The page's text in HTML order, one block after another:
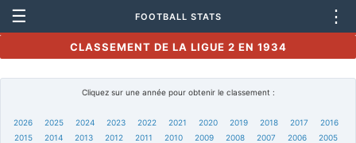
☰ FOOTBALL STATS ⋮
CLASSEMENT DE LA LIGUE 2 EN 1934
Cliquez sur une année pour obtenir le classement :
2026 2025 2024 2023 2022 2021 2020 2019 2018 2017
2016
2015
2014 2013 2012 2011 2010 2009 2008 2007 2006
2005